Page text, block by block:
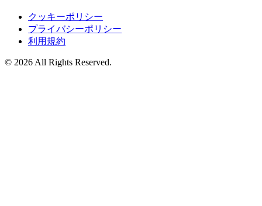
クッキーポリシー
プライバシーポリシー
利用規約
©️ 2026 All Rights Reserved.